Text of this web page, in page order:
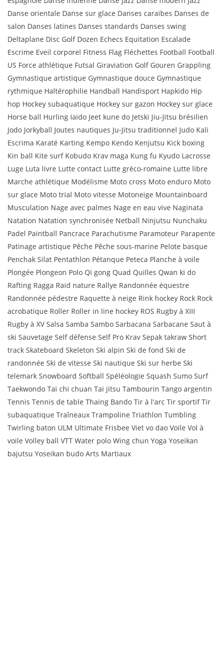
Danse orientale Danse sur glace Danses caraïbes Danses de
salon Danses latines Danses standards Danses swing
Deltaplane Disc Golf Dozen Echecs Equitation Escalade
Escrime Eveil corporel Fitness Flag Fléchettes Football Football
US Force athlétique Futsal Giraviation Golf Gouren Grappling
Gymnastique artistique Gymnastique douce Gymnastique
rythmique Haltérophilie Handball Handisport Hapkido Hip
hop Hockey subaquatique Hockey sur gazon Hockey sur glace
Horse ball Hurling Iaïdo Jeet kune do Jetski Jiu-Jitsu brésilien
Jodo Jorkyball Joutes nautiques Ju-Jitsu traditionnel Judo Kali
Escrima Karaté Karting Kempo Kendo Kenjutsu Kick boxing
Kin ball Kite surf Kobudo Krav maga Kung fu Kyudo Lacrosse
Luge Luta livre Lutte contact Lutte gréco-romaine Lutte libre
Marche athlétique Modélisme Moto cross Moto enduro Moto
sur glace Moto trial Moto vitesse Motoneige Mountainboard
Musculation Nage avec palmes Nage en eau vive Naginata
Natation Natation synchronisée Netball Ninjutsu Nunchaku
Padel Paintball Pancrace Parachutisme Paramoteur Parapente
Patinage artistique Pêche Pêche sous-marine Pelote basque
Penchak Silat Pentathlon Pétanque Peteca Planche à voile
Plongée Plongeon Polo Qi gong Quad Quilles Qwan ki do
Rafting Ragga Raid nature Rallye Randonnée équestre
Randonnée pédestre Raquette à neige Rink hockey Rock Rock
acrobatique Roller Roller in line hockey ROS Rugby à XIII
Rugby à XV Salsa Samba Sambo Sarbacana Sarbacane Saut à
ski Sauvetage Self défense Self Pro Krav Sepak takraw Short
track Skateboard Skeleton Ski alpin Ski de fond Ski de
randonnée Ski de vitesse Ski nautique Ski sur herbe Ski
telemark Snowboard Softball Spéléologie Squash Sumo Surf
Taekwondo Taï chi chuan Taï jitsu Tambourin Tango argentin
Tennis Tennis de table Thaing Bando Tir à l'arc Tir sportif Tir
subaquatique Traîneaux Trampoline Triathlon Tumbling
Twirling baton ULM Ultimate Frisbee Viet vo dao Voile Vol à
voile Volley ball VTT Water polo Wing chun Yoga Yoseikan
bajutsu Yoseikan budo Arts Martiaux